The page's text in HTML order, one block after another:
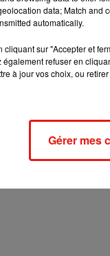
l’organisation de
vos données personnelles
data; Match and
automatically.
cliquant sur "Accepter et
également refuser en
à jour vos choix, ou
Gérer mes